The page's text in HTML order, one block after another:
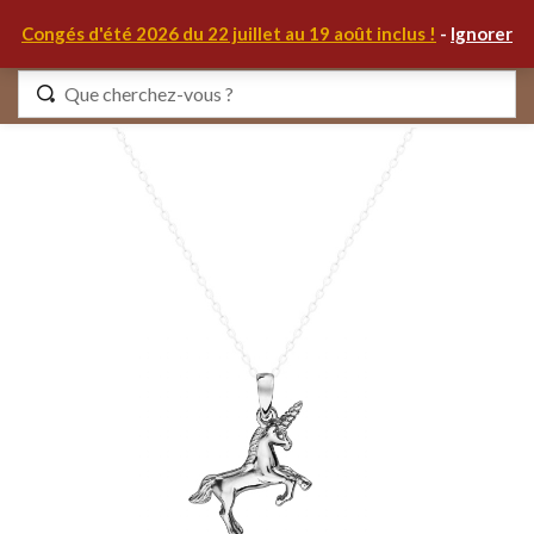
Congés d'été 2026 du 22 juillet au 19 août inclus ! - Ignorer
Identifiez-vous
Se souvenir de moi Mot de passe oublié ?
S'IDENTIFIER
MON COMPTE